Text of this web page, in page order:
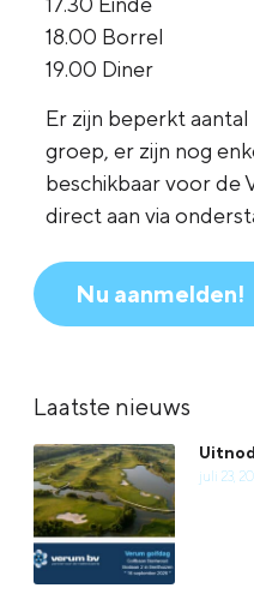
18.00 Borrel
19.00 Diner
Er zijn beperkt
groep, er zijn nog
beschikbaar voor de
direct aan via
Nu aanmelden!
Laatste nieuws
juli 23,